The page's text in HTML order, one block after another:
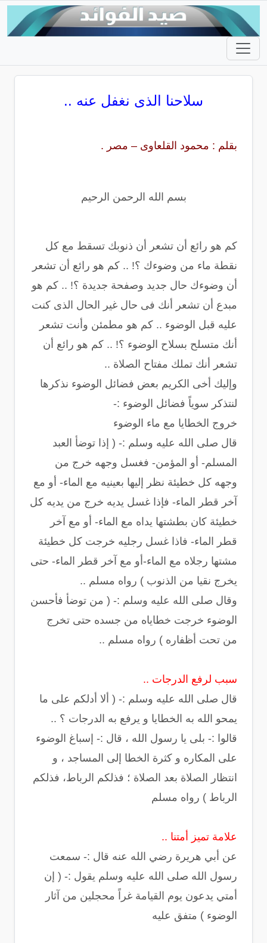
سلاحنا الذى نغفل عنه ..
بقلم : محمود القلعاوى – مصر .
بسم الله الرحمن الرحيم
كم هو رائع أن تشعر أن ذنوبك تسقط مع كل
نقطة ماء من وضوءك ؟! .. كم هو رائع أن تشعر
أن وضوءك حال جديد وصفحة جديدة ؟! .. كم هو
مبدع أن تشعر أنك فى حال غير الحال الذى كنت
عليه قبل الوضوء .. كم هو مطمئن وأنت تشعر
أنك متسلح بسلاح الوضوء ؟! .. كم هو رائع أن
تشعر أنك تملك مفتاح الصلاة ..
وإليك أخى الكريم بعض فضائل الوضوء نذكرها
لنتذكر سوياً فضائل الوضوء :-
خروج الخطايا مع ماء الوضوء
قال صلى الله عليه وسلم :- ( إذا توضأ العبد
المسلم- أو المؤمن- فغسل وجهه خرج من
وجهه كل خطيئة نظر إليها بعينيه مع الماء- أو مع
آخر قطر الماء- فإذا غسل يديه خرج من يديه كل
خطيئة كان بطشتها يداه مع الماء- أو مع آخر
قطر الماء- فاذا غسل رجليه خرجت كل خطيئة
مشتها رجلاه مع الماء-أو مع آخر قطر الماء- حتى
يخرج نقيا من الذنوب ) رواه مسلم ..
وقال صلى الله عليه وسلم :- ( من توضأ فأحسن
الوضوء خرجت خطاياه من جسده حتى تخرج
من تحت أظفاره ) رواه مسلم ..
سبب لرفع الدرجات ..
قال صلى الله عليه وسلم :- ( ألا أدلكم على ما
يمحو الله به الخطايا و يرفع به الدرجات ؟ ..
قالوا :- بلى يا رسول الله ، قال :- إسباغ الوضوء
على المكاره و كثرة الخطا إلى المساجد ، و
انتظار الصلاة بعد الصلاة ؛ فذلكم الرباط، فذلكم
الرباط ) رواه مسلم
علامة تميز أمتنا ..
عن أبي هريرة رضي الله عنه قال :- سمعت
رسول الله صلى الله عليه وسلم يقول :- ( إن
أمتي يدعون يوم القيامة غراً محجلين من آثار
الوضوء ) متفق عليه